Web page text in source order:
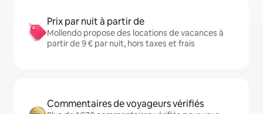
Prix par nuit à partir de
Mollendo propose des locations de vacances à
partir de 9 € par nuit, hors taxes et frais
Commentaires de voyageurs vérifiés